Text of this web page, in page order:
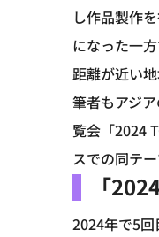
し作品製作
になった一
距離が近い
筆者もアジ
覧会「2024
スでの同テ
「
2024年で5回